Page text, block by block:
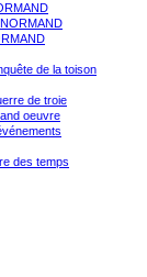
de la toison
de troie
oeuvre
des temps